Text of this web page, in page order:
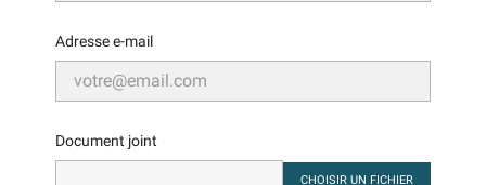
Adresse e-mail
Document joint
CHOISIR UN FICHIER